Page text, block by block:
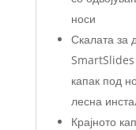
носи
Скалата за
капак под
лесна
Крајното